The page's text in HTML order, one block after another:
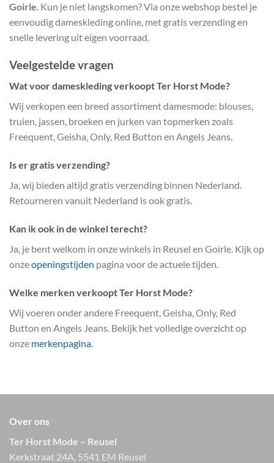
Goirle. Kun je niet langskomen? Via onze webshop bestel je
eenvoudig dameskleding online, met gratis verzending en
snelle levering uit eigen voorraad.
Veelgestelde vragen
Wat voor dameskleding verkoopt Ter Horst Mode?
Wij verkopen een breed assortiment damesmode: blouses,
truien, jassen, broeken en jurken van topmerken zoals
Freequent, Geisha, Only, Red Button en Angels Jeans.
Is er gratis verzending?
Ja, wij bieden altijd gratis verzending binnen Nederland.
Retourneren vanuit Nederland is ook gratis.
Kan ik ook in de winkel terecht?
Ja, je bent welkom in onze winkels in Reusel en Goirle. Kijk op
onzeopeningstijden pagina voor de actuele tijden.
Welke merken verkoopt Ter Horst Mode?
Wij voeren onder andere Freequent, Geisha, Only, Red
Button en Angels Jeans. Bekijk het volledige overzicht op
onze merkenpagina.
Over ons
Ter Horst Mode – Reusel
Kerkstraat 24A, 5541 EM Reusel